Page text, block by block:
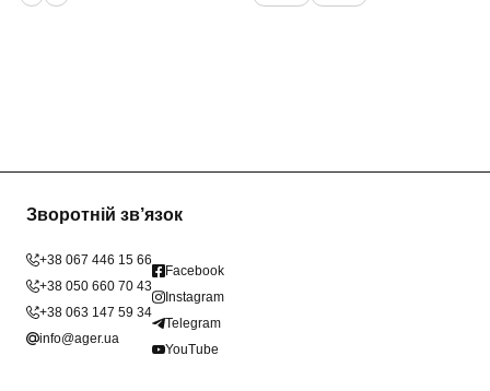
Зворотній зв’язок
+38 067 446 15 66
+38 050 660 70 43
+38 063 147 59 34
info@ager.ua
Facebook
Instagram
Telegram
YouTube